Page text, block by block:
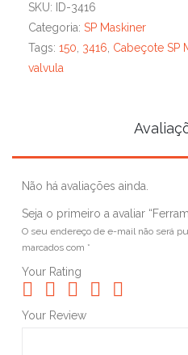
SKU:
ID-3416
Categoria: SP Maskiner
Tags: 150, 3416, Cabeçote SP
valvula
Não há avaliações ainda.
Seja o primeiro a avaliar
O seu endereço de e-mail não será
marcados com *
Your Rating
Your Review